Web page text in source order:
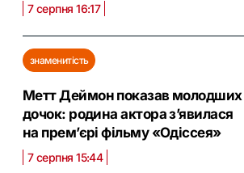
7 серпня 16:17
знаменитість
Метт Деймон показав молодших
дочок: родина актора з’явилася
на прем’єрі фільму «Одіссея»
7 серпня 15:44